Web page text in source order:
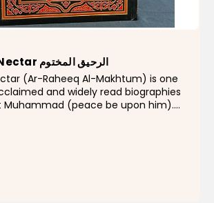
The Sealed Nectar الرحيق المختوم
(Ar-Raheeq Al-Makhtum) is one
and widely read biographies
Muhammad (peace be upon him).